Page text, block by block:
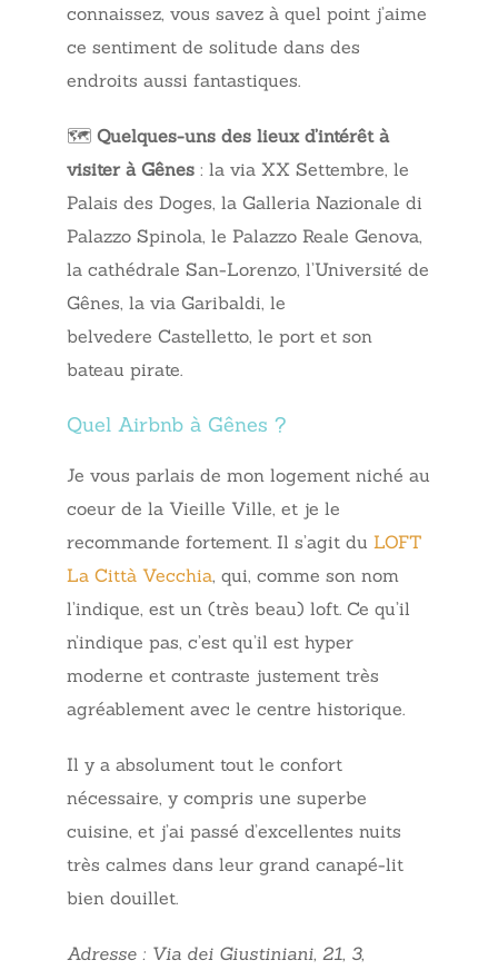
connaissez, vous savez à quel point j’aime
ce sentiment de solitude dans des
endroits aussi fantastiques.
🗺️ Quelques-uns des lieux d’intérêt à
visiter à Gênes : la via XX Settembre, le
Palais des Doges, la Galleria Nazionale di
Palazzo Spinola, le Palazzo Reale Genova,
la cathédrale San-Lorenzo, l’Université de
Gênes, la via Garibaldi, le
belvedere Castelletto, le port et son
bateau pirate.
Quel Airbnb à Gênes ?
Je vous parlais de mon logement niché au
coeur de la Vieille Ville, et je le
recommande fortement. Il s’agit du LOFT
La Città Vecchia, qui, comme son nom
l’indique, est un (très beau) loft. Ce qu’il
n’indique pas, c’est qu’il est hyper
moderne et contraste justement très
agréablement avec le centre historique.
Il y a absolument tout le confort
nécessaire, y compris une superbe
cuisine, et j’ai passé d’excellentes nuits
très calmes dans leur grand canapé-lit
bien douillet.
Adresse : Via dei Giustiniani, 21, 3,